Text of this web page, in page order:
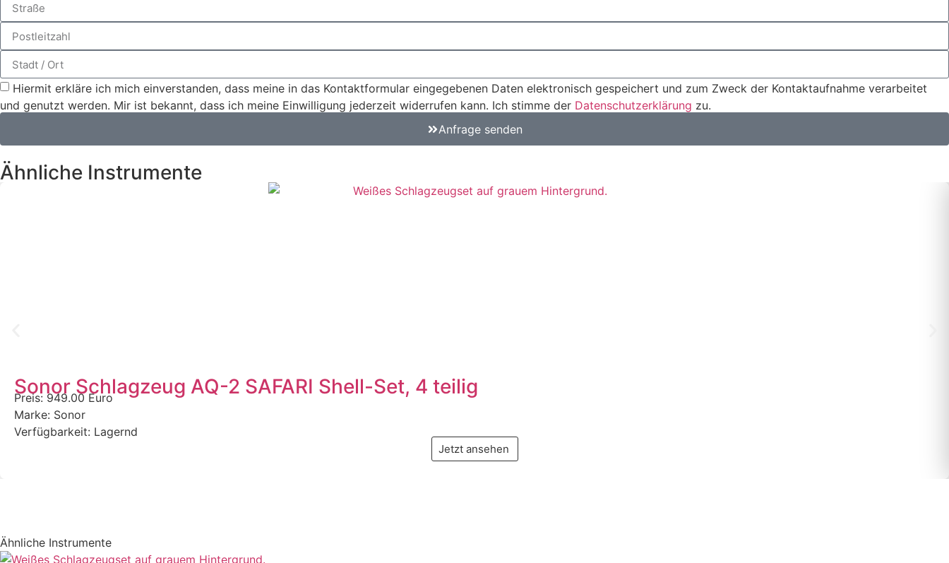
Hiermit erkläre ich mich einverstanden, dass meine in das Kontaktformular eingegebenen Daten elektronisch gespeichert und zum Zweck der Kontaktaufnahme verarbeitet
und genutzt werden. Mir ist bekannt, dass ich meine Einwilligung jederzeit widerrufen kann. Ich stimme der Datenschutzerklärung zu.
Anfrage senden
Ähnliche Instrumente
Sonor Schlagzeug AQ-2 SAFARI Shell-Set, 4 teilig
Preis: 949.00 Euro
Marke: Sonor
Verfügbarkeit: Lagernd
Jetzt ansehen
Ähnliche Instrumente